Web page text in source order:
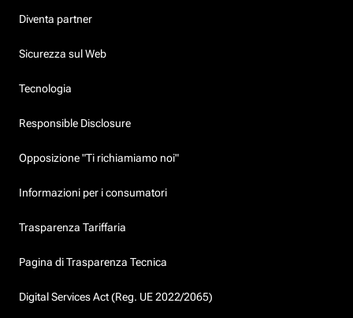
Diventa partner
Sicurezza sul Web
Tecnologia
Responsible Disclosure
Opposizione "Ti richiamiamo noi"
Informazioni per i consumatori
Trasparenza Tariffaria
Pagina di Trasparenza Tecnica
Digital Services Act (Reg. UE 2022/2065)